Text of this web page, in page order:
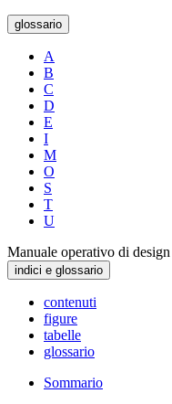
glossario
A
B
C
D
E
I
M
O
S
T
U
Manuale operativo di design
indici e glossario
contenuti
figure
tabelle
glossario
Sommario